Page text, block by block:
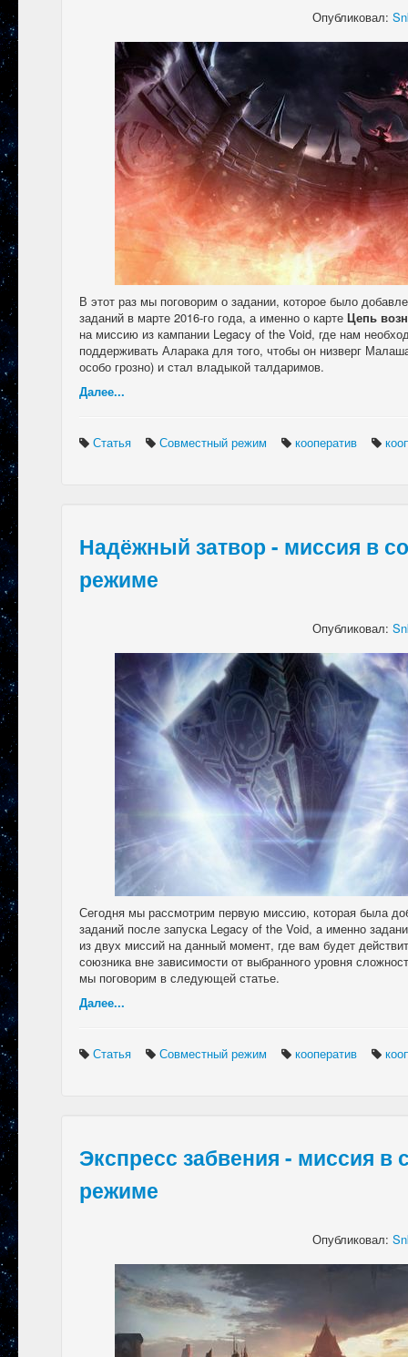
Опубликовал:
В этот раз мы поговорим о задании, которое было
заданий в марте 2016-го года, а именно о карте Цепь
на миссию из кампании Legacy of the Void, где нам
поддерживать Аларака для того, чтобы он низверг
особо грозно) и стал владыкой талдаримов.
Далее...
Статья Совместный режим кооператив
Надёжный затвор - миссия в
режиме
Опубликовал:
Сегодня мы рассмотрим первую миссию, которая была
заданий после запуска Legacy of the Void, a именно
из двух миссий на данный момент, где вам будет
союзника вне зависимости от выбранного уровня
мы поговорим в следующей статье.
Далее...
Статья Совместный режим кооператив
Экспресс забвения - миссия в
режиме
Опубликовал: